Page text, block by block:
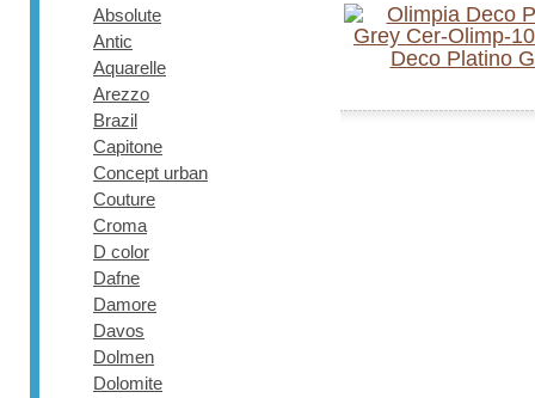
Absolute
Antic
Aquarelle
Arezzo
Brazil
Capitone
Concept urban
Couture
Croma
D color
Dafne
Damore
Davos
Dolmen
Dolomite
Deco Platino